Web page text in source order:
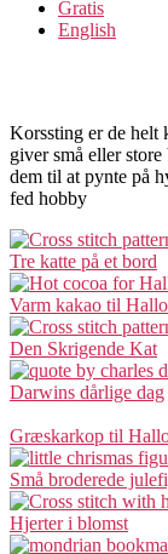
Gratis
English
Korssting er de helt
giver små eller
dem til at pynte på
fed hobby
Tre katte på et bord
Varm kakao til
Den Skrigende Kat
Darwins dårlige dag
Græskarkop til
Små broderede
Hjerter i blomst